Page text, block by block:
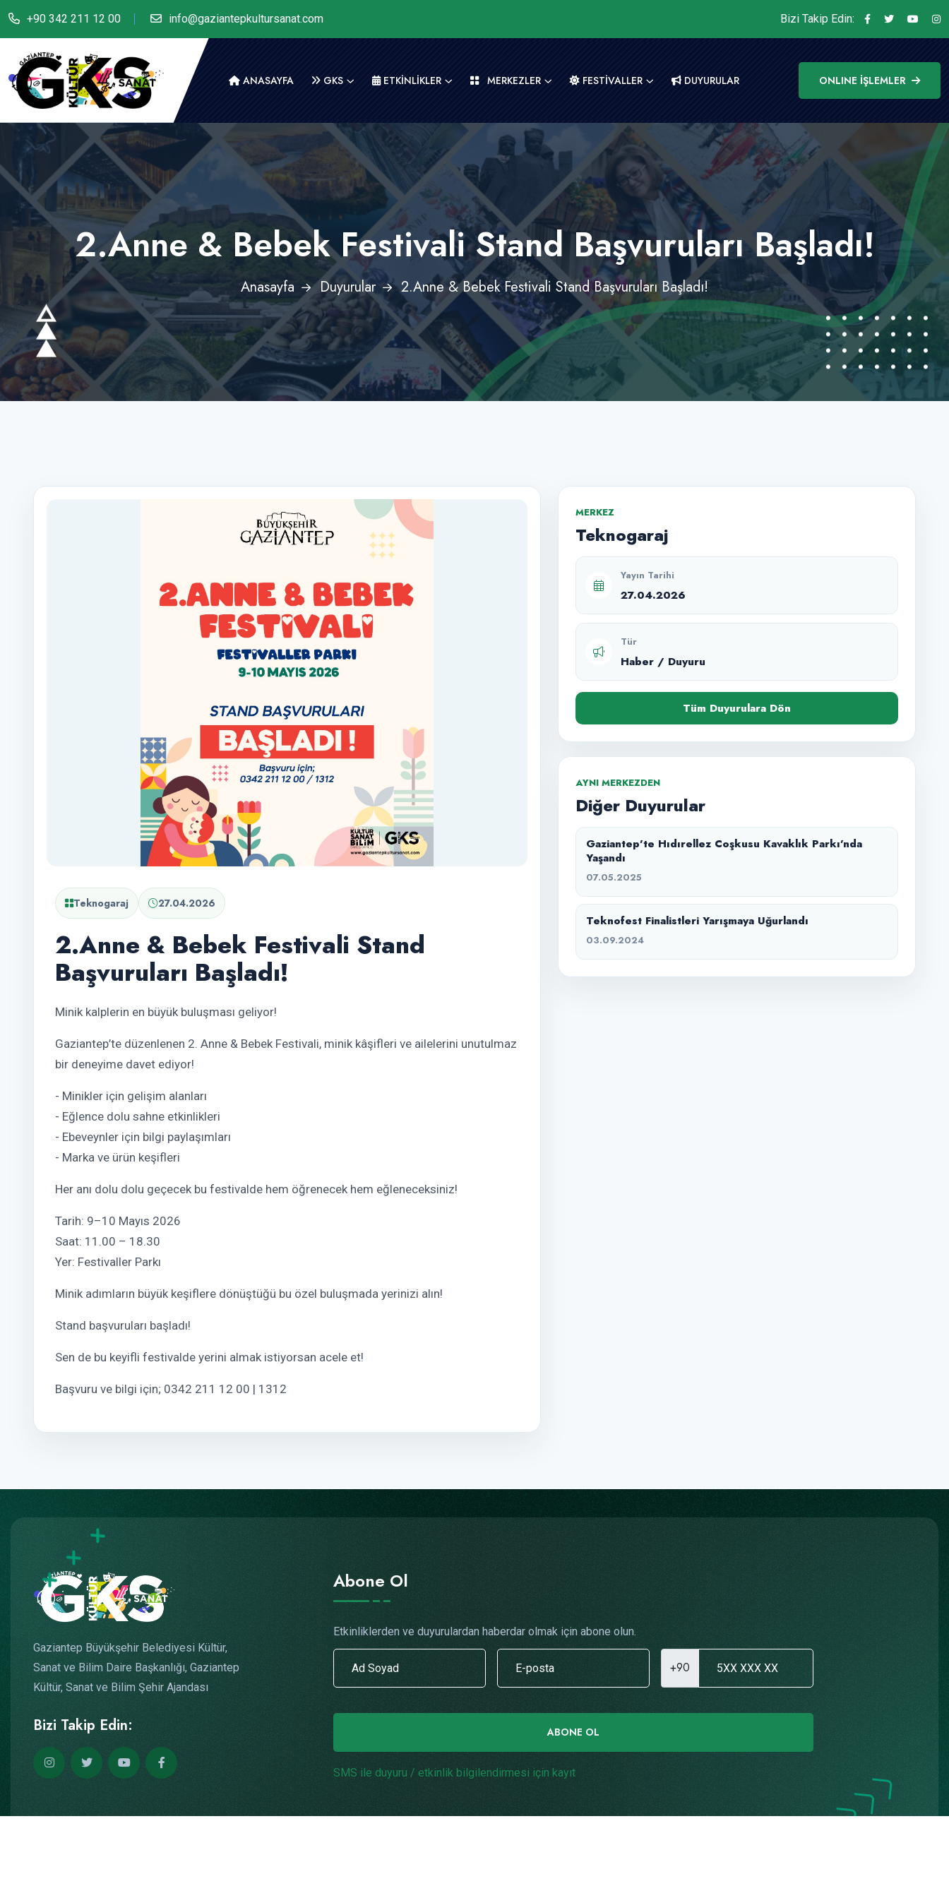
+90 342 211 12 00 info@gaziantepkultursanat.com Bizi Takip Edin:
ANASAYFA GKS ETKİNLİKLER MERKEZLER FESTİVALLER DUYURULAR ONLINE İŞLEMLER
2.Anne & Bebek Festivali Stand Başvuruları Başladı!
Anasayfa Duyurular 2.Anne & Bebek Festivali Stand Başvuruları Başladı!
Teknogaraj 27.04.2026
2.Anne & Bebek Festivali Stand
Başvuruları Başladı!
Minik kalplerin en büyük buluşması geliyor!
Gaziantep’te düzenlenen 2. Anne & Bebek Festivali, minik kâşifleri ve ailelerini unutulmaz
bir deneyime davet ediyor!
- Minikler için gelişim alanları
- Eğlence dolu sahne etkinlikleri
- Ebeveynler için bilgi paylaşımları
- Marka ve ürün keşifleri
Her anı dolu dolu geçecek bu festivalde hem öğrenecek hem eğleneceksiniz!
Tarih: 9–10 Mayıs 2026
Saat: 11.00 – 18.30
Yer: Festivaller Parkı
Minik adımların büyük keşiflere dönüştüğü bu özel buluşmada yerinizi alın!
Stand başvuruları başladı!
Sen de bu keyifli festivalde yerini almak istiyorsan acele et!
Başvuru ve bilgi için; 0342 211 12 00 | 1312
MERKEZ
Teknogaraj
Yayın Tarihi
27.04.2026
Tür
Haber / Duyuru
Tüm Duyurulara Dön
AYNI MERKEZDEN
Diğer Duyurular
Gaziantep’te Hıdırellez Coşkusu Kavaklık Parkı’nda
Yaşandı
07.05.2025
Teknofest Finalistleri Yarışmaya Uğurlandı
03.09.2024
Gaziantep Büyükşehir Belediyesi Kültür,
Sanat ve Bilim Daire Başkanlığı, Gaziantep
Kültür, Sanat ve Bilim Şehir Ajandası
Bizi Takip Edin:
Abone Ol
Etkinliklerden ve duyurulardan haberdar olmak için abone olun.
+90
ABONE OL
SMS ile duyuru / etkinlik bilgilendirmesi için kayıt